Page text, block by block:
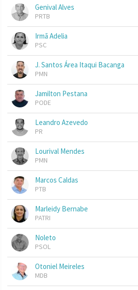
Genival Alves
PRTB
Irmã Adelia
PSC
J. Santos Área Itaqui Bacanga
PMN
Jamilton Pestana
PODE
Leandro Azevedo
PR
Lourival Mendes
PMN
Marcos Caldas
PTB
Marleidy Bernabe
PATRI
Noleto
PSOL
Otoniel Meireles
MDB